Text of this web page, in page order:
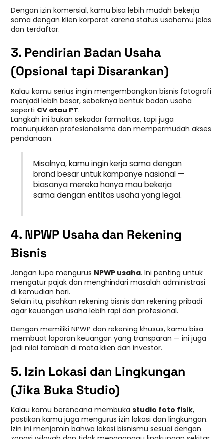
Dengan izin komersial, kamu bisa lebih mudah bekerja
sama dengan klien korporat karena status usahamu jelas
dan terdaftar.
3. Pendirian Badan Usaha
(Opsional tapi Disarankan)
Kalau kamu serius ingin mengembangkan bisnis fotografi
menjadi lebih besar, sebaiknya bentuk badan usaha
seperti CV atau PT.
Langkah ini bukan sekadar formalitas, tapi juga
menunjukkan profesionalisme dan mempermudah akses
pendanaan.
Misalnya, kamu ingin kerja sama dengan
brand besar untuk kampanye nasional —
biasanya mereka hanya mau bekerja
sama dengan entitas usaha yang legal.
4. NPWP Usaha dan Rekening
Bisnis
Jangan lupa mengurus NPWP usaha. Ini penting untuk
mengatur pajak dan menghindari masalah administrasi
di kemudian hari.
Selain itu, pisahkan rekening bisnis dan rekening pribadi
agar keuangan usaha lebih rapi dan profesional.
Dengan memiliki NPWP dan rekening khusus, kamu bisa
membuat laporan keuangan yang transparan — ini juga
jadi nilai tambah di mata klien dan investor.
5. Izin Lokasi dan Lingkungan
(Jika Buka Studio)
Kalau kamu berencana membukastudio foto fisik,
pastikan kamu juga mengurus izin lokasi dan lingkungan.
Izin ini menjamin bahwa lokasi bisnismu sesuai dengan